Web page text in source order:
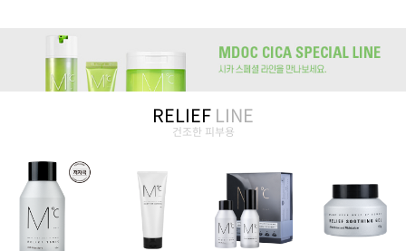
RELIEF LINE
건조한 피부용